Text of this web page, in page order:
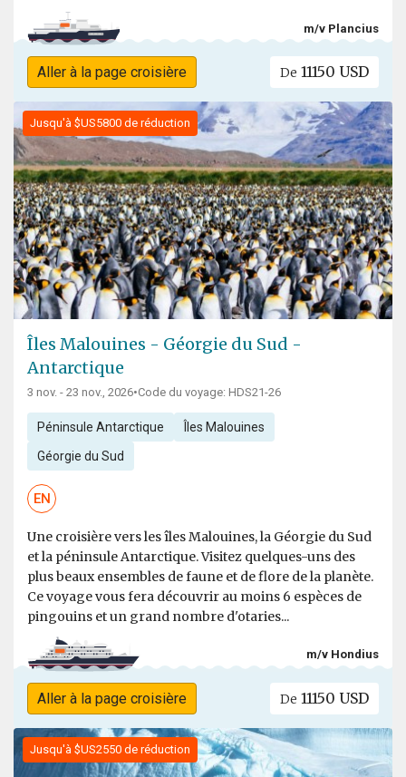
m/v Plancius
Aller à la page croisière De 11150 USD
Jusqu'à $US5800 de réduction
Îles Malouines - Géorgie du Sud -
Antarctique
3 nov. - 23 nov., 2026•Code du voyage: HDS21-26
Péninsule Antarctique Îles Malouines
Géorgie du Sud
EN
Une croisière vers les îles Malouines, la Géorgie du Sud
et la péninsule Antarctique. Visitez quelques-uns des
plus beaux ensembles de faune et de flore de la planète.
Ce voyage vous fera découvrir au moins 6 espèces de
pingouins et un grand nombre d'otaries...
m/v Hondius
Aller à la page croisière De 11150 USD
Jusqu'à $US2550 de réduction